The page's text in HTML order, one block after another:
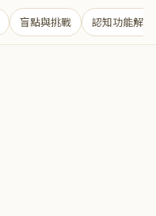
盲點與挑戰 認知功能解析